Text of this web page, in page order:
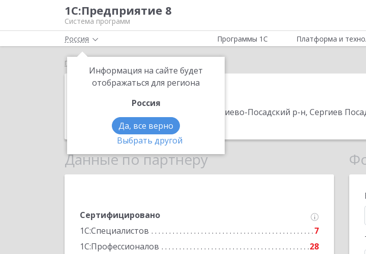
1С:Предприятие 8
Система программ
Россия
Информация на сайте будет
отображаться для региона
Россия
Да, все верно
Выбрать другой
Программы 1С Платформа и
Главная
БухОфис+
141304, Московская обл, Сергиево-Посадский р-н, Сергиев
Телефон: 84952239221
Данные по партнеру
Сертифицировано
1С:Специалистов
7
1С:Профессионалов
28